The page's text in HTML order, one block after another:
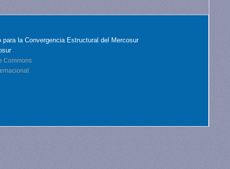
la Convergencia Estructural del Mercosur
Commons